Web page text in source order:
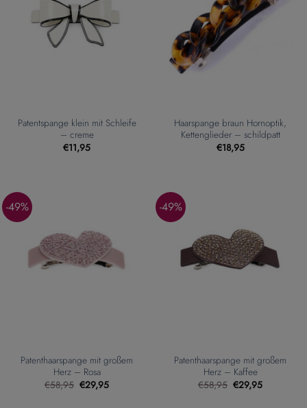
Patentspange klein mit Schleife
– creme
€11,95
Haarspange braun Hornoptik,
Kettenglieder – schildpatt
€18,95
-49%
Patenthaarspange mit großem
Herz – Rosa
€58,95 Ursprünglicher
Preis
€29,95Aktueller
-49%
Patenthaarspange mit großem
Herz – Kaffee
€58,95 Ursprünglicher
Preis
€29,95Aktueller